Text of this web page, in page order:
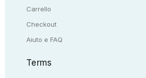
Carrello
Checkout
Aiuto e FAQ
Terms